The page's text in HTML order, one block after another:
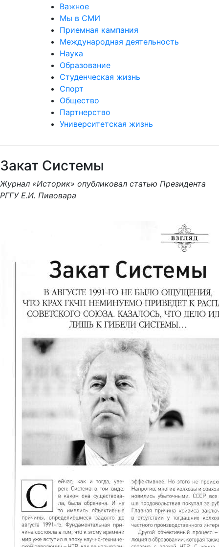
Важное
Мы в СМИ
Приемная кампания
Международная деятельность
Наука
Образование
Студенческая жизнь
Спорт
Общество
Партнерство
Университетская жизнь
Закат Системы
Журнал «Историк» опубликовал статью Президента
РГГУ Е.И. Пивовара